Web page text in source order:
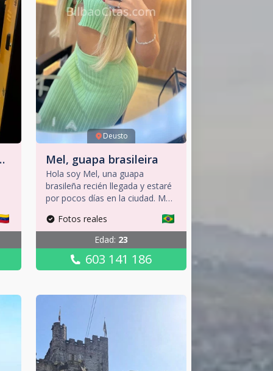
Deusto
Mel, guapa brasileira
Hola soy Mel, una guapa
brasileña recién llegada y estaré
por pocos días en la ciudad. Me
que en la que siempre se puede
encontrar un trato amable,
respetuoso y agradable,
cuidando cada detalle para
disfrutar de una experiencia
Será un placer conocerte.
Fotos reales
Edad: 23
603 141 186